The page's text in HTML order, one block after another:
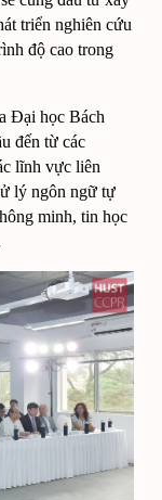
triển nghiên cứu
độ cao trong
Đại học Bách
đến từ các
lĩnh vực liên
lý ngôn ngữ tự
minh, tin học